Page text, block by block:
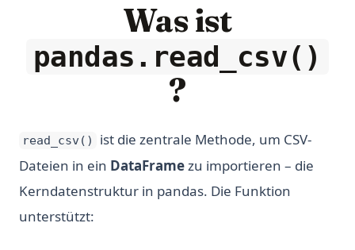
Was ist
pandas.read_csv()
?
read_csv()
ist die zentrale Methode, um CSV-
Dateien in ein DataFramezu importieren – die
Kerndatenstruktur in pandas. Die Funktion
unterstützt: